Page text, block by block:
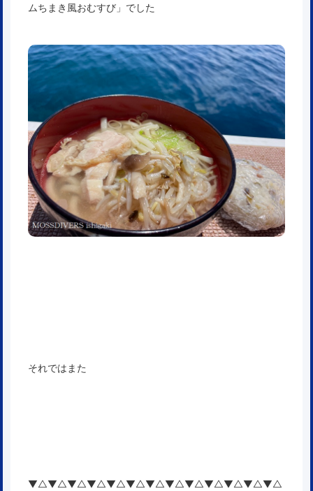
ムちまき風おむすび」でした
それではまた
▼△▼△▼△▼△▼△▼△▼△▼△▼△▼△▼△▼△▼△